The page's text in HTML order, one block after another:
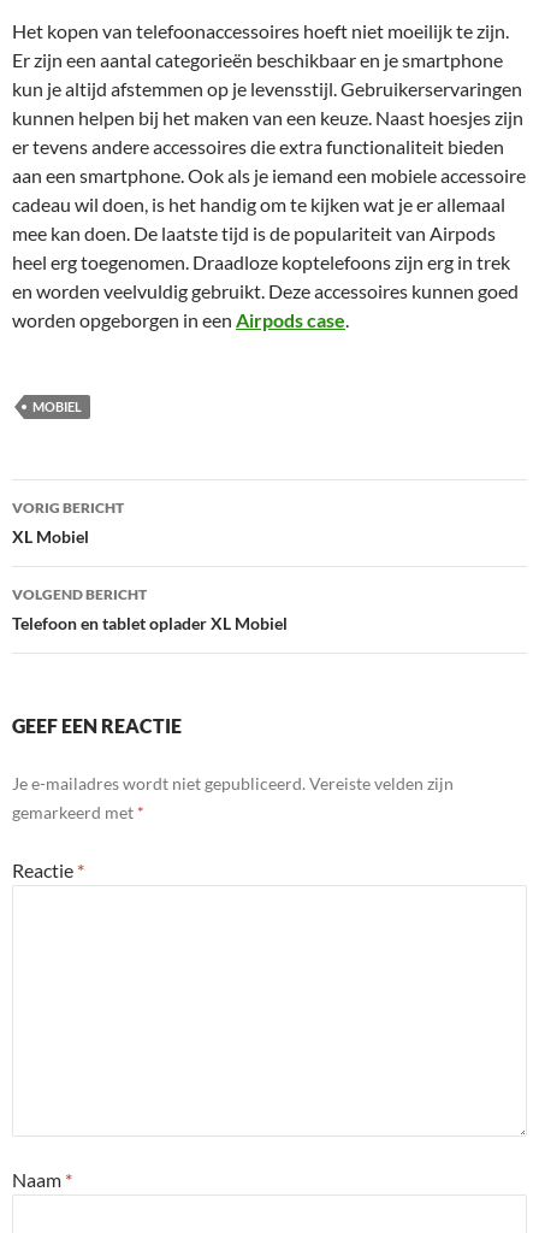
Het kopen van telefoonaccessoires hoeft niet moeilijk te zijn.
Er zijn een aantal categorieën beschikbaar en je smartphone
kun je altijd afstemmen op je levensstijl. Gebruikerservaringen
kunnen helpen bij het maken van een keuze. Naast hoesjes zijn
er tevens andere accessoires die extra functionaliteit bieden
aan een smartphone. Ook als je iemand een mobiele accessoire
cadeau wil doen, is het handig om te kijken wat je er allemaal
mee kan doen. De laatste tijd is de populariteit van Airpods
heel erg toegenomen. Draadloze koptelefoons zijn erg in trek
en worden veelvuldig gebruikt. Deze accessoires kunnen goed
worden opgeborgen in een Airpods case.
MOBIEL
Bericht
navigatie
VORIG BERICHT
XL Mobiel
VOLGEND BERICHT
Telefoon en tablet oplader XL Mobiel
GEEF EEN REACTIE
Je e-mailadres wordt niet gepubliceerd. Vereiste velden zijn
gemarkeerd met *
Reactie *
Naam *